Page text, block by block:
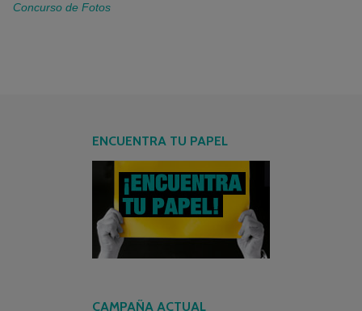
Concurso de Fotos
ENCUENTRA TU PAPEL
CAMPAÑA ACTUAL